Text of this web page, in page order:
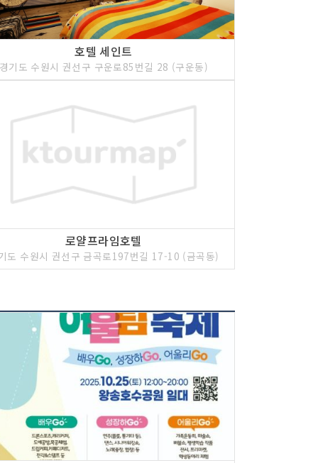
호텔 세인트
기도 수원시 권선구 구운로85번길 28 (구운동)
로얄프라임호텔
도 수원시 권선구 금곡로197번길 17-10 (금곡동)